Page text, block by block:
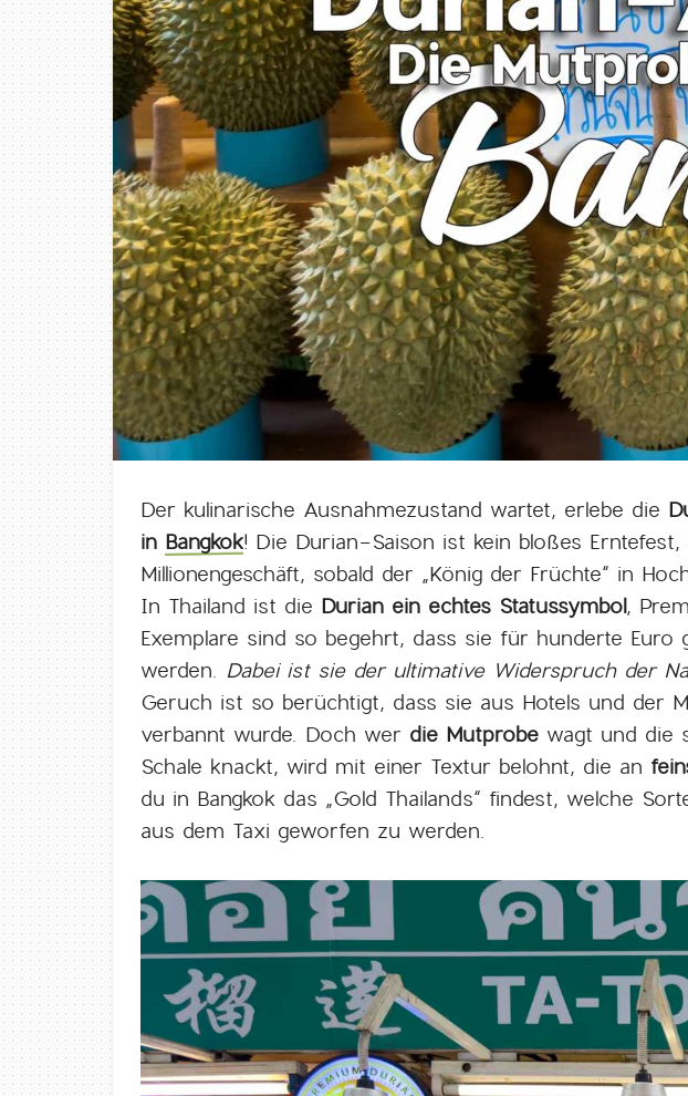
Der kulinarische Ausnahmezustand wartet, erlebe die
in Bangkok! Die Durian-Saison ist kein bloßes
Millionengeschäft, sobald der „König der Früchte“ in
In Thailand ist die Durian ein echtes Statussymbol,
Exemplare sind so begehrt, dass sie für hunderte Euro
werden. Dabei ist sie der ultimative Widerspruch der
Geruch ist so berüchtigt, dass sie aus Hotels und der
verbannt wurde. Doch wer die Mutprobe wagt und die
Schale knackt, wird mit einer Textur belohnt, die an
du in Bangkok das „Gold Thailands“ findest, welche
aus dem Taxi geworfen zu werden.